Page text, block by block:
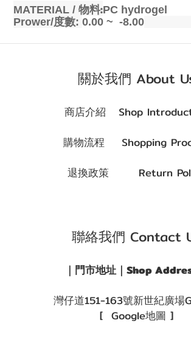
MATERIAL / 物料:PC hydrogel
Prower/度數: 0.00 ~ -8.00
關於我們 About
商店介紹 Shop
購物流程 Shopping
退換政策 Return
聯絡我們 Contact
｜門市地址｜Shop
灣仔道151-163號新世紀廣場
[ Google地圖 ]